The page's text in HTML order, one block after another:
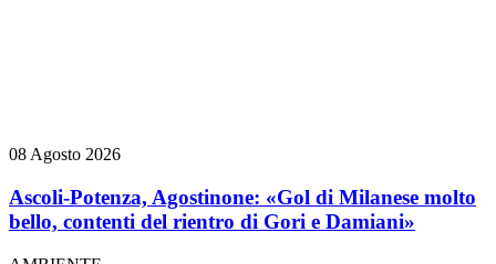
08 Agosto 2026
Ascoli-Potenza, Agostinone: «Gol di Milanese molto
bello, contenti del rientro di Gori e Damiani»